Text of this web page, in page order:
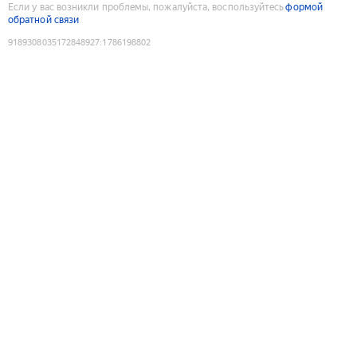
Если у вас возникли проблемы, пожалуйста, воспользуйтесьформой
обратной связи
9189308035172848927:1786198802